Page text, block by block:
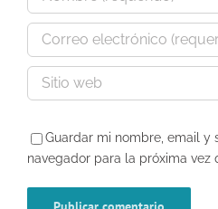
Guardar mi nombre, email y
navegador para la próxima vez